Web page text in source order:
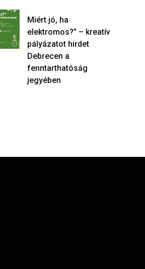
Miért jó, ha
elektromos?” – kreatív
pályázatot hirdet
Debrecen a
fenntarthatóság
jegyében